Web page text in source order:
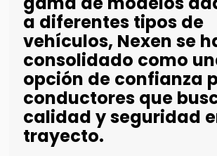
a diferentes tipos de
vehículos, Nexen se
consolidado como
opción de confianza
conductores que
calidad y seguridad
trayecto.